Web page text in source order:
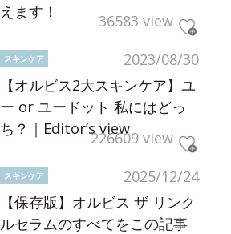
えます！
36583 view
2023/08/30
スキンケア
【オルビス2大スキンケア】ユ
ー or ユードット 私にはどっ
ち？｜Editor’s view226609 view
2025/12/24
スキンケア
【保存版】オルビス ザ リンク
ルセラムのすべてをこの記事